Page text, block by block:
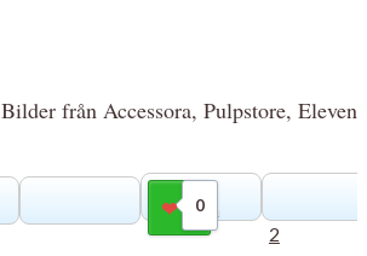
Bilder från Accessora, Pulpstore, Eleven
0
Gilla
2